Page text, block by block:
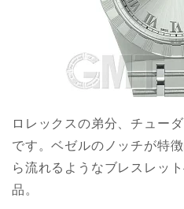
ロレックスの弟分、チュー
です。ベゼルのノッチが特
ら流れるようなブレスレッ
品。